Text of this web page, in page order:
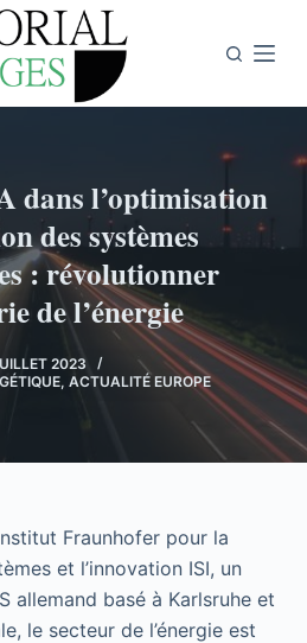
dans l’optimisation
des systèmes
: révolutionner
de l’énergie
2023
,ACTUALITÉ EUROPE
Fraunhofer pour la
et l’innovation ISI, un
allemand basé à Karlsruhe et
le secteur de l’énergie est